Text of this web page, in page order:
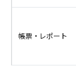
帳票・レポート